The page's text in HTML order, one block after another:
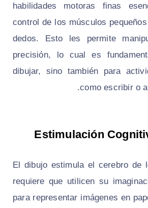
habilidades motoras finas
control de los músculos
dedos. Esto les permite
precisión, lo cual es
dibujar, sino también para
como escribir o
Estimulación
El dibujo estimula el cerebro de
requiere que utilicen su
para representar imágenes en